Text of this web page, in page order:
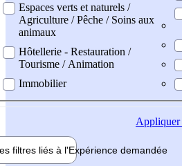
Espaces verts et naturels /
Agriculture / Pêche / Soins aux
animaux
Hôtellerie - Restauration /
Tourisme / Animation
Immobilier
Appliquer
filtres liés à l'Expérience demandée